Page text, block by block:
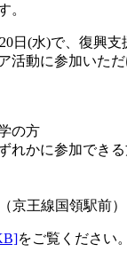
。
日(水)で、復興支
活動に参加いた
の方
れかに参加でき
京王線国領駅前）
をご覧ください